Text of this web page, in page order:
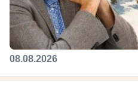
08.08.2026